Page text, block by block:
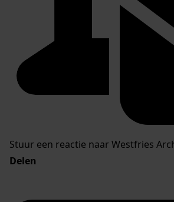
Stuur een reactie naar Westfries
Delen